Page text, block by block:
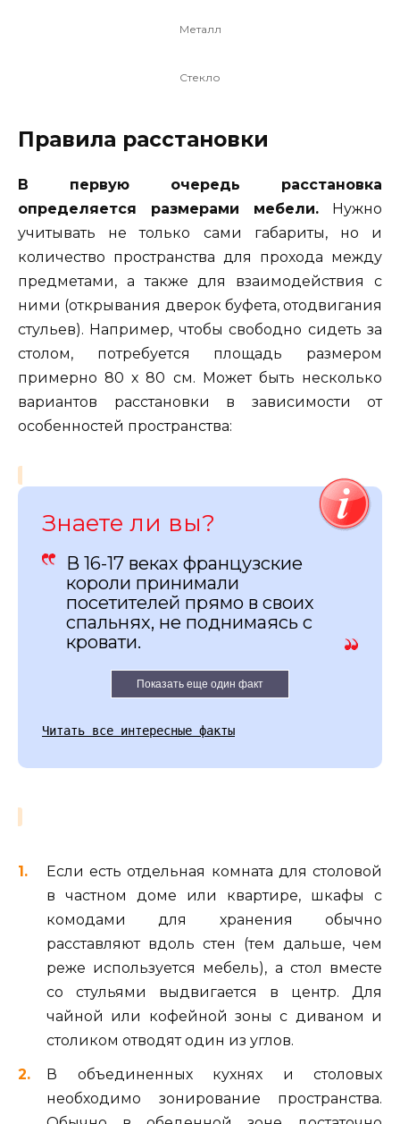
Металл
Стекло
Правила расстановки
В первую очередь расстановка
определяется размерами мебели. Нужно
учитывать не только сами габариты, но и
количество пространства для прохода между
предметами, а также для взаимодействия с
ними (открывания дверок буфета, отодвигания
стульев). Например, чтобы свободно сидеть за
столом, потребуется площадь размером
примерно 80 х 80 см. Может быть несколько
вариантов расстановки в зависимости от
особенностей пространства:
Знаете ли вы?
В 16-17 веках французские
короли принимали
посетителей прямо в своих
спальнях, не поднимаясь с
кровати.
Показать еще один факт
Читать все интересные факты
Если есть отдельная комната для столовой
в частном доме или квартире, шкафы с
комодами для хранения обычно
расставляют вдоль стен (тем дальше, чем
реже используется мебель), а стол вместе
со стульями выдвигается в центр. Для
чайной или кофейной зоны с диваном и
столиком отводят один из углов.
В объединенных кухнях и столовых
необходимо зонирование пространства.